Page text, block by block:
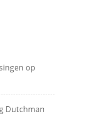
op
Dutchman